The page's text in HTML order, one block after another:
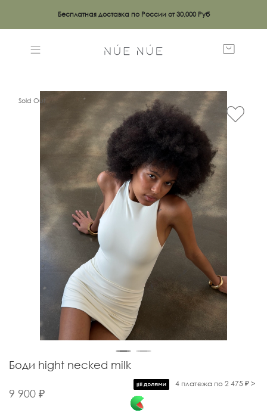
Бесплатная доставка по России от 30,000 Руб
Sold Out
Боди hight necked milk
9 900 ₽
4 платежа по 2 475 ₽ >